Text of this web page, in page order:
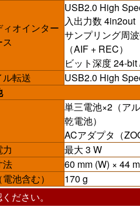
ィオインター
USB2.0 High
入出力数 4in2out
サンプリング周
（AIF + REC）
ビット深度 24-
ル転送
USB2.0 High
単三電池×2（ア
乾電池）
ACアダプタ（
最大 3 W
法
60 mm (W) × 44
池含む）
170 g
ださい。